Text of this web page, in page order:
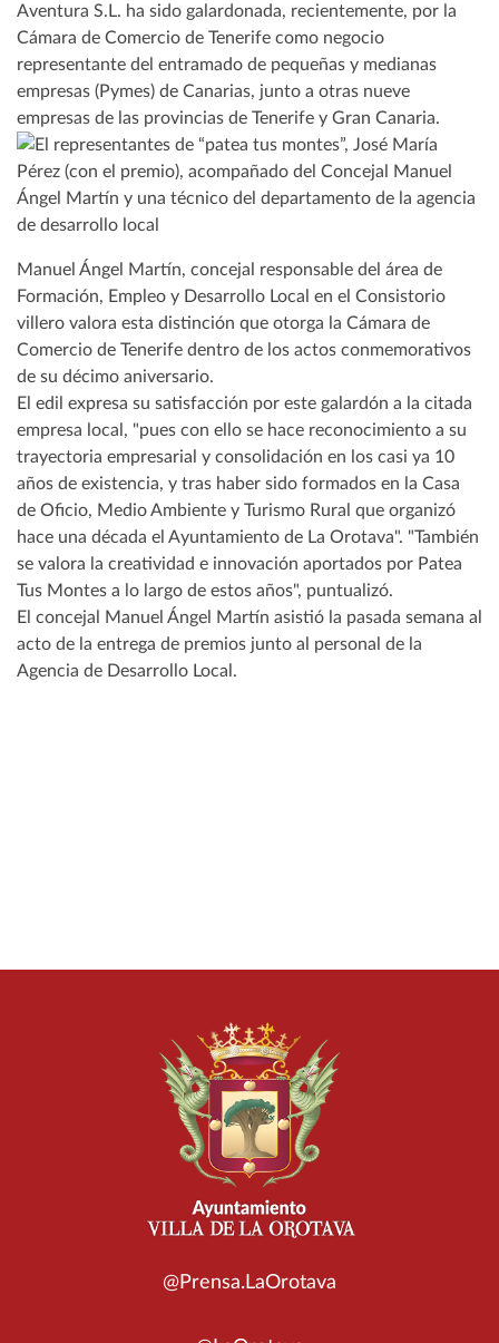
Aventura S.L. ha sido galardonada, recientemente, por la
Cámara de Comercio de Tenerife como negocio
representante del entramado de pequeñas y medianas
empresas (Pymes) de Canarias, junto a otras nueve
empresas de las provincias de Tenerife y Gran Canaria.
Manuel Ángel Martín, concejal responsable del área de
Formación, Empleo y Desarrollo Local en el Consistorio
villero valora esta distinción que otorga la Cámara de
Comercio de Tenerife dentro de los actos conmemorativos
de su décimo aniversario.
El edil expresa su satisfacción por este galardón a la citada
empresa local, "pues con ello se hace reconocimiento a su
trayectoria empresarial y consolidación en los casi ya 10
años de existencia, y tras haber sido formados en la Casa
de Oficio, Medio Ambiente y Turismo Rural que organizó
hace una década el Ayuntamiento de La Orotava". "También
se valora la creatividad e innovación aportados por Patea
Tus Montes a lo largo de estos años", puntualizó.
El concejal Manuel Ángel Martín asistió la pasada semana al
acto de la entrega de premios junto al personal de la
Agencia de Desarrollo Local.
@Prensa.LaOrotava